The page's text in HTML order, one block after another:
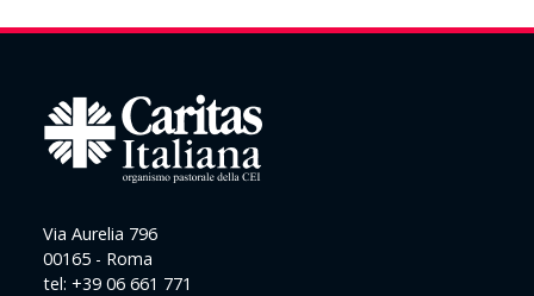
Via Aurelia 796
00165 - Roma
tel: +39 06 661 771